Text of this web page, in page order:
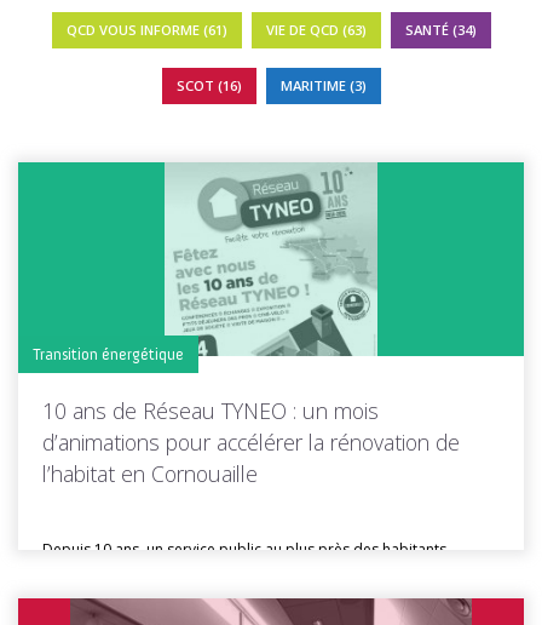
QCD VOUS INFORME (61) VIE DE QCD (63) SANTÉ (34)
SCOT (16) MARITIME (3)
Transition énergétique
10 ans de Réseau TYNEO : un mois
d’animations pour accélérer la rénovation de
l’habitat en Cornouaille
Depuis 10 ans, un service public au plus près des habitants